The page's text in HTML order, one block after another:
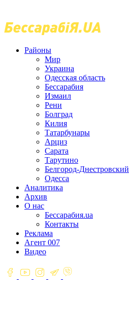
Районы
Мир
Украина
Одесская область
Бессарабия
Измаил
Рени
Болград
Килия
Татарбунары
Арциз
Сарата
Тарутино
Белгород-Днестровский
Одесса
Аналитика
Архив
О нас
Бессарабия.ua
Контакты
Реклама
Агент 007
Видео